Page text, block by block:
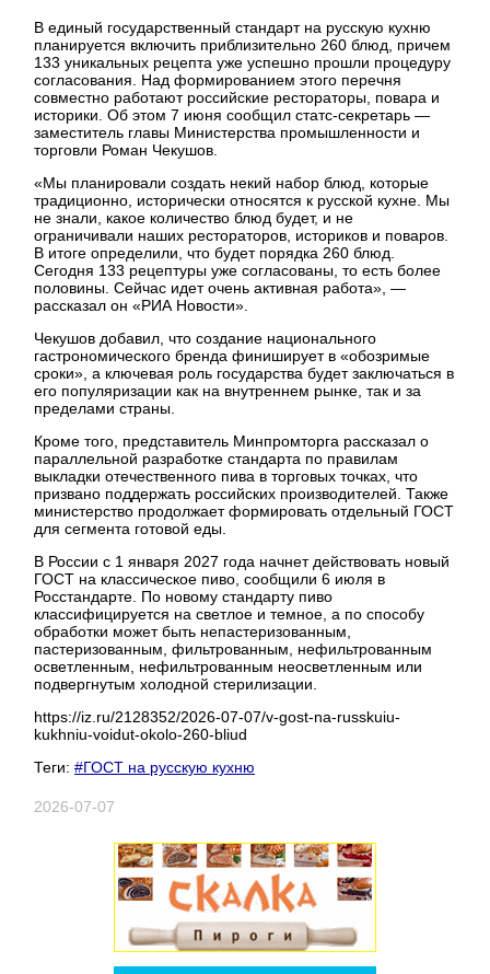
В единый государственный стандарт на русскую кухню
планируется включить приблизительно 260 блюд, причем
133 уникальных рецепта уже успешно прошли процедуру
согласования. Над формированием этого перечня
совместно работают российские рестораторы, повара и
историки. Об этом 7 июня сообщил статс-секретарь —
заместитель главы Министерства промышленности и
торговли Роман Чекушов.
«Мы планировали создать некий набор блюд, которые
традиционно, исторически относятся к русской кухне. Мы
не знали, какое количество блюд будет, и не
ограничивали наших рестораторов, историков и поваров.
В итоге определили, что будет порядка 260 блюд.
Сегодня 133 рецептуры уже согласованы, то есть более
половины. Сейчас идет очень активная работа», —
рассказал он «РИА Новости».
Чекушов добавил, что создание национального
гастрономического бренда финиширует в «обозримые
сроки», а ключевая роль государства будет заключаться в
его популяризации как на внутреннем рынке, так и за
пределами страны.
Кроме того, представитель Минпромторга рассказал о
параллельной разработке стандарта по правилам
выкладки отечественного пива в торговых точках, что
призвано поддержать российских производителей. Также
министерство продолжает формировать отдельный ГОСТ
для сегмента готовой еды.
В России с 1 января 2027 года начнет действовать новый
ГОСТ на классическое пиво, сообщили 6 июля в
Росстандарте. По новому стандарту пиво
классифицируется на светлое и темное, а по способу
обработки может быть непастеризованным,
пастеризованным, фильтрованным, нефильтрованным
осветленным, нефильтрованным неосветленным или
подвергнутым холодной стерилизации.
https://iz.ru/2128352/2026-07-07/v-gost-na-russkuiu-
kukhniu-voidut-okolo-260-bliud
Теги: #ГОСТ на русскую кухню
2026-07-07